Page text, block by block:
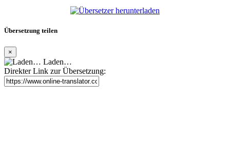
Übersetzung teilen
×
Laden…
Direkter Link zur Übersetzung: